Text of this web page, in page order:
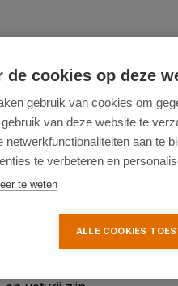
Hecht
siliconen.
de cookies op deze
gebruik van cookies om
van deze website te
netwerkfunctionaliteiten aan te
te verbeteren en
te weten
ALLE COOKIES